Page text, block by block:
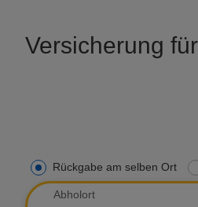
Versicherung
Rückgabe am selben Ort
Abholort